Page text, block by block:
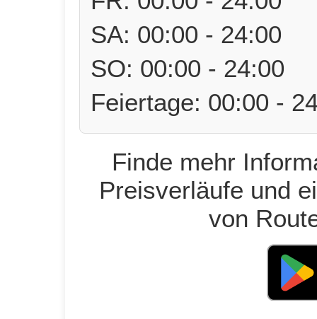
SA: 00:00 - 24:00
SO: 00:00 - 24:00
Feiertage: 00:00 -
Finde mehr
Preisverläufe und
von